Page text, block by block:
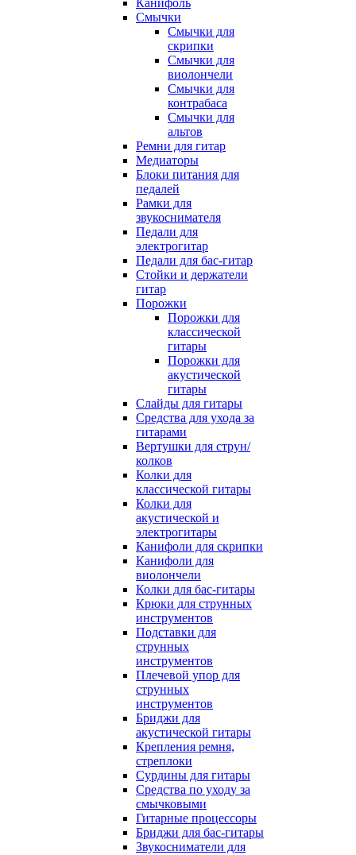
Смычки
Смычки для
скрипки
Смычки для
виолончели
Смычки для
контрабаса
Смычки для
альтов
Ремни для гитар
Медиаторы
Блоки питания для
педалей
Рамки для
звукоснимателя
Педали для
электрогитар
Педали для бас-гитар
Стойки и держатели
гитар
Порожки
Порожки для
классической
гитары
Порожки для
акустической
гитары
Слайды для гитары
Средства для ухода за
гитарами
Вертушки для струн/
колков
Колки для
классической гитары
Колки для
акустической и
электрогитары
Канифоли для скрипки
Канифоли для
виолончели
Колки для бас-гитары
Крюки для струнных
инструментов
Подставки для
струнных
инструментов
Плечевой упор для
струнных
инструментов
Бриджи для
акустической гитары
Крепления ремня,
стреплоки
Сурдины для гитары
Средства по уходу за
смычковыми
Гитарные процессоры
Бриджи для бас-гитары
Звукосниматели для